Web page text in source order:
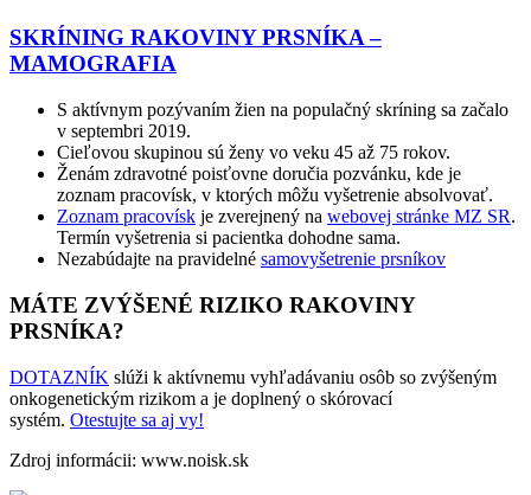
SKRÍNING RAKOVINY PRSNÍKA –
MAMOGRAFIA
S aktívnym pozývaním žien na populačný skríning sa začalo
v septembri 2019.
Cieľovou skupinou sú ženy vo veku 45 až 75 rokov.
Ženám zdravotné poisťovne doručia pozvánku, kde je
zoznam pracovísk, v ktorých môžu vyšetrenie absolvovať.
Zoznam pracovísk je zverejnený na webovej stránke MZ SR.
Termín vyšetrenia si pacientka dohodne sama.
Nezabúdajte na pravidelné samovyšetrenie prsníkov
MÁTE ZVÝŠENÉ RIZIKO RAKOVINY
PRSNÍKA?
DOTAZNÍK slúži k aktívnemu vyhľadávaniu osôb so zvýšeným
onkogenetickým rizikom a je doplnený o skórovací
systém. Otestujte sa aj vy!
Zdroj informácii: www.noisk.sk